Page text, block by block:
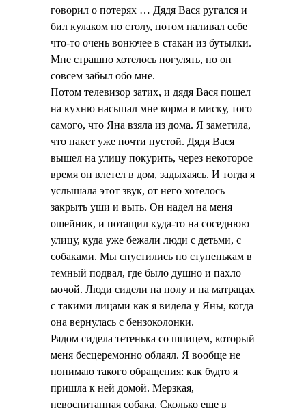
говорил о потерях … Дядя Вася ругался и
бил кулаком по столу, потом наливал себе
что-то очень вонючее в стакан из бутылки.
Мне страшно хотелось погулять, но он
совсем забыл обо мне.
Потом телевизор затих, и дядя Вася пошел
на кухню насыпал мне корма в миску, того
самого, что Яна взяла из дома. Я заметила,
что пакет уже почти пустой. Дядя Вася
вышел на улицу покурить, через некоторое
время он влетел в дом, задыхаясь. И тогда я
услышала этот звук, от него хотелось
закрыть уши и выть. Он надел на меня
ошейник, и потащил куда-то на соседнюю
улицу, куда уже бежали люди с детьми, с
собаками. Мы спустились по ступенькам в
темный подвал, где было душно и пахло
мочой. Люди сидели на полу и на матрацах
с такими лицами как я видела у Яны, когда
она вернулась с бензоколонки.
Рядом сидела тетенька со шпицем, который
меня бесцеремонно облаял. Я вообще не
понимаю такого обращения: как будто я
пришла к ней домой. Мерзкая,
невоспитанная собака. Сколько еще в